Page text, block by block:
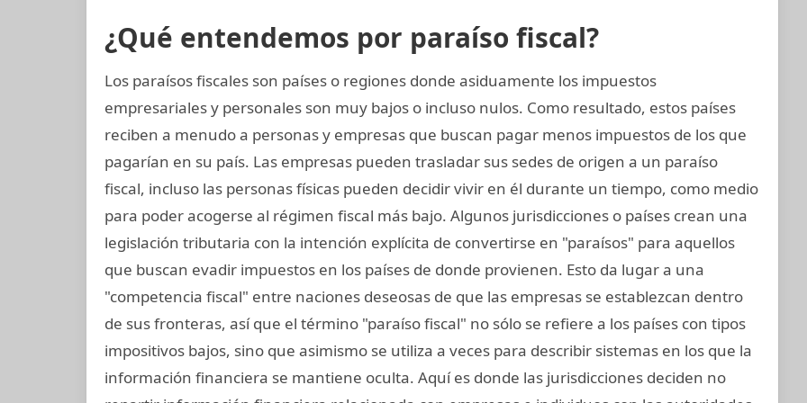
¿Qué entendemos por paraíso fiscal?
Los paraísos fiscales son países o regiones donde asiduamente los impuestos
empresariales y personales son muy bajos o incluso nulos. Como resultado, estos países
reciben a menudo a personas y empresas que buscan pagar menos impuestos de los que
pagarían en su país. Las empresas pueden trasladar sus sedes de origen a un paraíso
fiscal, incluso las personas físicas pueden decidir vivir en él durante un tiempo, como medio
para poder acogerse al régimen fiscal más bajo. Algunos jurisdicciones o países crean una
legislación tributaria con la intención explícita de convertirse en "paraísos" para aquellos
que buscan evadir impuestos en los países de donde provienen. Esto da lugar a una
"competencia fiscal" entre naciones deseosas de que las empresas se establezcan dentro
de sus fronteras, así que el término "paraíso fiscal" no sólo se refiere a los países con tipos
impositivos bajos, sino que asimismo se utiliza a veces para describir sistemas en los que la
información financiera se mantiene oculta. Aquí es donde las jurisdicciones deciden no